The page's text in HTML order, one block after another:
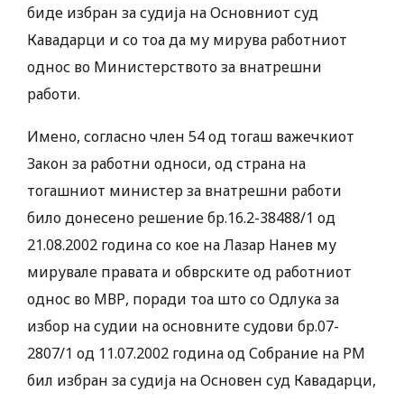
биде избран за судија на Основниот суд
Кавадарци и со тоа да му мирува работниот
однос во Министерството за внатрешни
работи.
Имено, согласно член 54 од тогаш важечкиот
Закон за работни односи, од страна на
тогашниот министер за внатрешни работи
било донесено решение бр.16.2-38488/1 од
21.08.2002 година со кое на Лазар Нанев му
мирувале правата и обврските од работниот
однос во МВР, поради тоа што со Одлука за
избор на судии на основните судови бр.07-
2807/1 од 11.07.2002 година од Собрание на РМ
бил избран за судија на Основен суд Кавадарци,